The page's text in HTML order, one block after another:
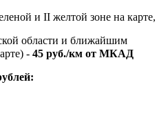
и II желтой зоне на карте,
области и ближайшим
- 45 руб./км от МКАД